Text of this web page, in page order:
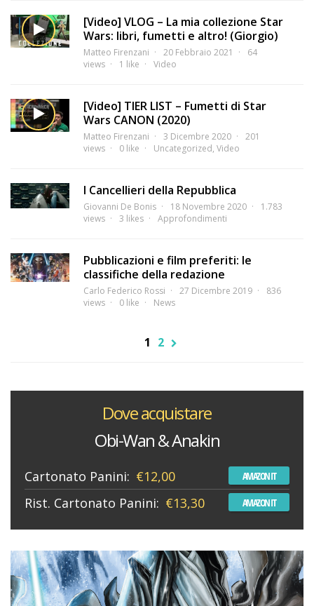
[Video] VLOG – La mia collezione Star
Wars: libri, fumetti e altro! (Giorgio)
Matteo Firenzani 20 Febbraio 2021
64
views
1 like Video
[Video] TIER LIST – Fumetti di Star
Wars CANON (2020)
Matteo Firenzani 3 Dicembre 2020
201
views
0 like Uncategorized, Video
I Cancellieri della Repubblica
Giovanni De Bonis 18 Novembre 2020
1.783
views
3 likes Approfondimenti
Pubblicazioni e film preferiti: le
classifiche della redazione
Carlo Federico Rossi 27 Dicembre 2019
836
views
0 like News
1 2
Dove acquistare
Obi-Wan & Anakin
Cartonato Panini: €12,00 AMAZON IT
Rist. Cartonato Panini: €13,30 AMAZON IT